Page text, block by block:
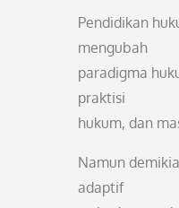
Pendidikan
mengubah
paradigma
praktisi
hukum, dan
Namun
adaptif